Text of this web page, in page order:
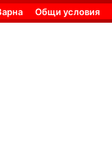
Общи условия